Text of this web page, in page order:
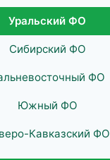
Уральский ФО
Сибирский ФО
ФО
Южный ФО
Кавказский ФО